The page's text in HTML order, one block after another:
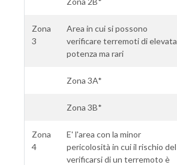
Zona
3
Area in cui si possono
verificare terremoti di elevata
potenza ma rari
Zona 3A*
Zona 3B*
Zona
4
E' l'area con la minor
pericolosità in cui il rischio del
verificarsi di un terremoto è